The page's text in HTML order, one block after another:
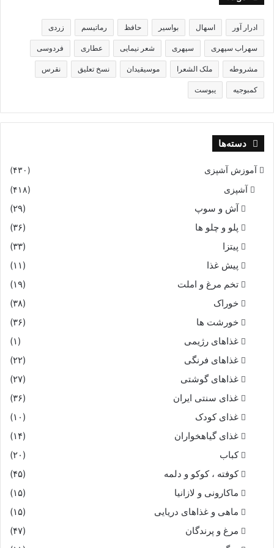
ادرار آور اسهال بواسیر حافظ رماتیسم زردی
سهراب سپهری سپهری شعر نیمایی عطاری فردوسی
مشروطه ملک الشعرا موسیقیدان نسخ تعلیق نقرس
کمبوجیه یبوست
دسته‌ها
آموزش آشپزی (۴۳۰)
آشپزی (۴۱۸)
آش و سوپ
(۲۹)
پلو و چلو ها
(۳۶)
پیتزا
(۳۳)
پیش غذا
(۱۱)
تخم مرغ و املت
(۱۹)
خوراک
(۳۸)
خورشت ها
(۳۶)
غذاهای رژیمی
(۱)
غذاهای فرنگی
(۲۲)
غذاهای گوشتی
(۲۷)
غذای سنتی ایران
(۳۶)
غذای کودک
(۱۰)
غذای گیاهخواران
(۱۴)
کباب
(۲۰)
کوفته ، کوکو و دلمه
(۴۵)
ماکارونی و لازانیا
(۱۵)
ماهی و غذاهای دریایی
(۱۵)
مرغ و پرندگان
(۴۷)